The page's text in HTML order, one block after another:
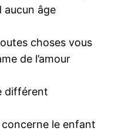
aucun âge
choses vous
de l’amour
différent
le enfant